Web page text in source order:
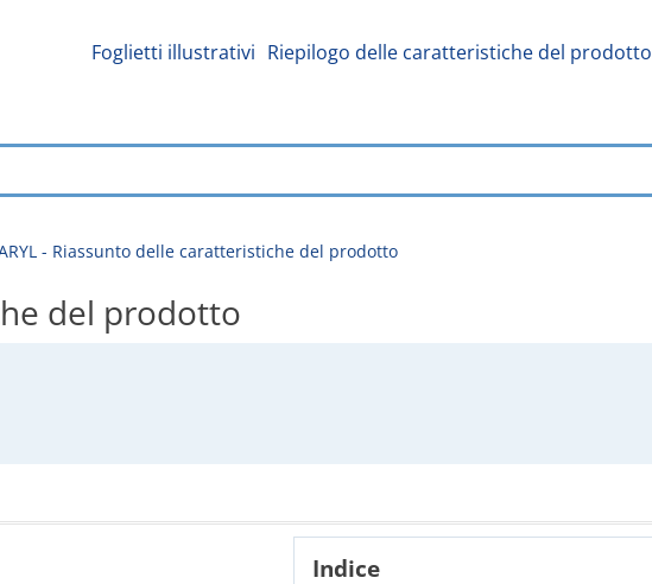
Foglietti illustrativi Riepilogo delle caratteristiche del prodotto
- Riassunto delle caratteristiche del prodotto
del prodotto
Indice